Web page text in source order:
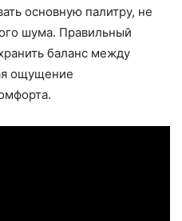
основную палитру, не
шума. Правильный
баланс между
ощущение